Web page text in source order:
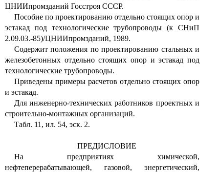
ЦНИИпромзданий Госстроя СССР.
Пособие по проектированию отдельно стоящих опор и
эстакад под технологические трубопроводы (к СНиП
2.09.03.-85)/ЦНИИпромзданий, 1989.
Содержит положения по проектированию стальных и
железобетонных отдельно стоящих опор и эстакад под
технологические трубопроводы.
Приведены примеры расчетов отдельно стоящих опор
и эстакад.
Для инженерно-технических работников проектных и
строительно-монтажных организаций.
Табл. 11, ил. 54, эск. 2.
ПРЕДИСЛОВИЕ
На предприятиях химической,
нефтеперерабатывающей, газовой, энергетический,